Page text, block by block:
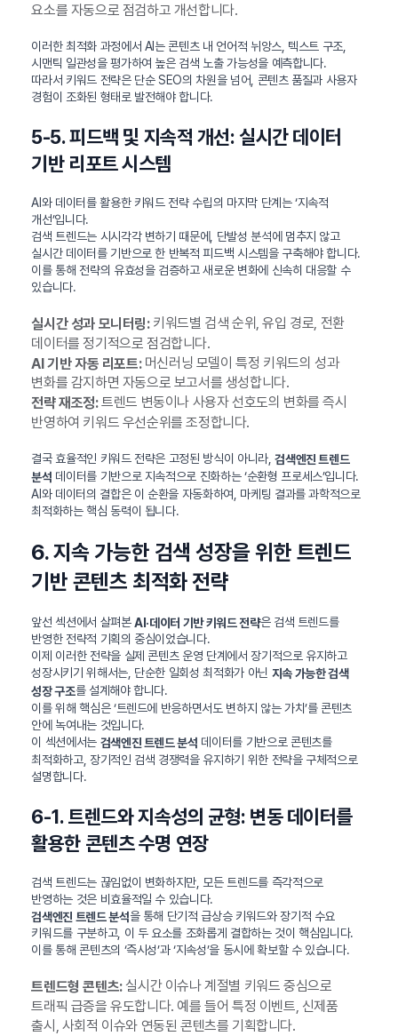
요소를 자동으로 점검하고 개선합니다.
이러한 최적화 과정에서 AI는 콘텐츠 내 언어적 뉘앙스, 텍스트 구조,
시맨틱 일관성을 평가하여 높은 검색 노출 가능성을 예측합니다.
따라서 키워드 전략은 단순 SEO의 차원을 넘어, 콘텐츠 품질과 사용자
경험이 조화된 형태로 발전해야 합니다.
5-5. 피드백 및 지속적 개선: 실시간 데이터
기반 리포트 시스템
AI와 데이터를 활용한 키워드 전략 수립의 마지막 단계는 ‘지속적
개선’입니다.
검색 트렌드는 시시각각 변하기 때문에, 단발성 분석에 멈추지 않고
실시간 데이터를 기반으로 한 반복적 피드백 시스템을 구축해야 합니다.
이를 통해 전략의 유효성을 검증하고 새로운 변화에 신속히 대응할 수
있습니다.
실시간 성과 모니터링:키워드별 검색 순위, 유입 경로, 전환
데이터를 정기적으로 점검합니다.
AI 기반 자동 리포트:머신러닝 모델이 특정 키워드의 성과
변화를 감지하면 자동으로 보고서를 생성합니다.
전략 재조정:트렌드 변동이나 사용자 선호도의 변화를 즉시
반영하여 키워드 우선순위를 조정합니다.
결국 효율적인 키워드 전략은 고정된 방식이 아니라,검색엔진 트렌드
분석 데이터를 기반으로 지속적으로 진화하는 ‘순환형 프로세스’입니다.
AI와 데이터의 결합은 이 순환을 자동화하여, 마케팅 결과를 과학적으로
최적화하는 핵심 동력이 됩니다.
6. 지속 가능한 검색 성장을 위한 트렌드
기반 콘텐츠 최적화 전략
앞선 섹션에서 살펴본AI·데이터 기반 키워드 전략은 검색 트렌드를
반영한 전략적 기획의 중심이었습니다.
이제 이러한 전략을 실제 콘텐츠 운영 단계에서 장기적으로 유지하고
성장시키기 위해서는, 단순한 일회성 최적화가 아닌 지속 가능한 검색
성장 구조를 설계해야 합니다.
이를 위해 핵심은 ‘트렌드에 반응하면서도 변하지 않는 가치’를 콘텐츠
안에 녹여내는 것입니다.
이 섹션에서는 검색엔진 트렌드 분석 데이터를 기반으로 콘텐츠를
최적화하고, 장기적인 검색 경쟁력을 유지하기 위한 전략을 구체적으로
설명합니다.
6-1. 트렌드와 지속성의 균형: 변동 데이터를
활용한 콘텐츠 수명 연장
검색 트렌드는 끊임없이 변화하지만, 모든 트렌드를 즉각적으로
반영하는 것은 비효율적일 수 있습니다.
검색엔진 트렌드 분석을 통해 단기적 급상승 키워드와 장기적 수요
키워드를 구분하고, 이 두 요소를 조화롭게 결합하는 것이 핵심입니다.
이를 통해 콘텐츠의 ‘즉시성’과 ‘지속성’을 동시에 확보할 수 있습니다.
트렌드형 콘텐츠:실시간 이슈나 계절별 키워드 중심으로
트래픽 급증을 유도합니다. 예를 들어 특정 이벤트, 신제품
출시, 사회적 이슈와 연동된 콘텐츠를 기획합니다.